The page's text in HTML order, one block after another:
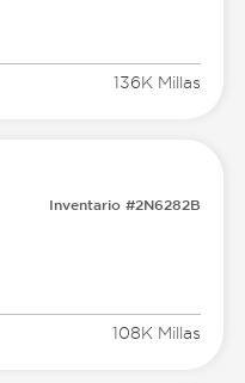
136K Millas
Inventario #2N6282B
108K Millas